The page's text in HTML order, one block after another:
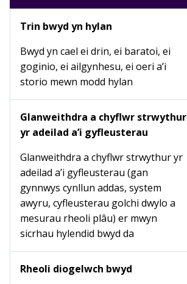
Trin bwyd yn hylan
Bwyd yn cael ei drin, ei baratoi, ei
goginio, ei ailgynhesu, ei oeri a’i
storio mewn modd hylan
Glanweithdra a chyflwr strwythur
yr adeilad a’i gyfleusterau
Glanweithdra a chyflwr strwythur yr
adeilad a’i gyfleusterau (gan
gynnwys cynllun addas, system
awyru, cyfleusterau golchi dwylo a
mesurau rheoli plâu) er mwyn
sicrhau hylendid bwyd da
Rheoli diogelwch bwyd